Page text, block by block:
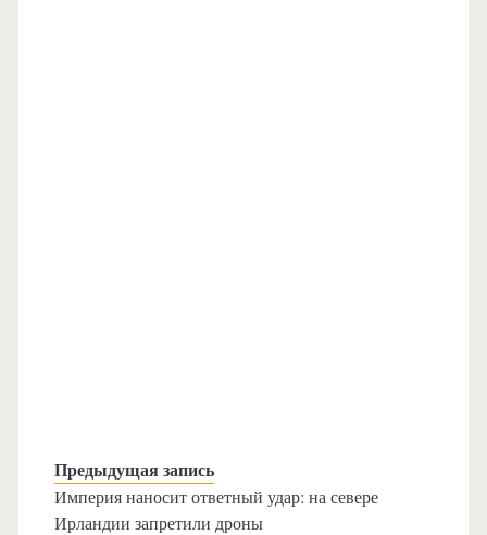
Предыдущая запись
Империя наносит ответный удар: на севере
Ирландии запретили дроны